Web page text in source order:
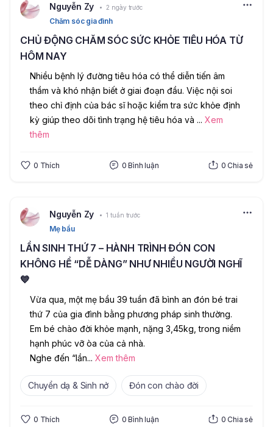
Nguyễn Zy 2 ngày trước
Chăm sóc gia đình
CHỦ ĐỘNG CHĂM SÓC SỨC KHỎE TIÊU HÓA TỪ
HÔM NAY
Nhiều bệnh lý đường tiêu hóa có thể diễn tiến âm
thầm và khó nhận biết ở giai đoạn đầu. Việc nội soi
theo chỉ định của bác sĩ hoặc kiểm tra sức khỏe định
kỳ giúp theo dõi tình trạng hệ tiêu hóa và ... Xem
thêm
0 Thích 0 Bình luận 0 Chia sẻ
Nguyễn Zy 1 tuần trước
Mẹ bầu
LẦN SINH THỨ 7 – HÀNH TRÌNH ĐÓN CON
KHÔNG HỀ “DỄ DÀNG” NHƯ NHIỀU NGƯỜI NGHĨ
💙
Vừa qua, một mẹ bầu 39 tuần đã bình an đón bé trai
thứ 7 của gia đình bằng phương pháp sinh thường.
Em bé chào đời khỏe mạnh, nặng 3,45kg, trong niềm
hạnh phúc vỡ òa của cả nhà.
Nghe đến “lần... Xem thêm
Chuyển dạ & Sinh nở Đón con chào đời
0 Thích 0 Bình luận 0 Chia sẻ